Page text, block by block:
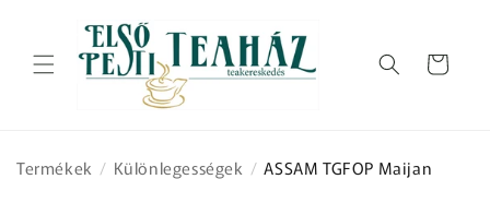
tartalomhoz
Kosár
Termékek / Különlegességek / ASSAM TGFOP Maijan